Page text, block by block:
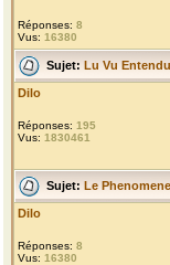
Réponses: 8
Vus: 16380
Sujet: Lu Vu Entendu
Dilo
Réponses: 195
Vus: 1830461
Sujet: Le
Dilo
Réponses: 8
Vus: 16380